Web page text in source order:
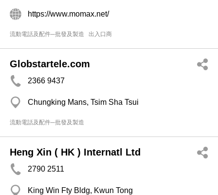
https://www.momax.net/
流動電話及配件─批發及製造 出入口商
Globstartele.com
2366 9437
Chungking Mans, Tsim Sha Tsui
流動電話及配件─批發及製造
Heng Xin ( HK ) Internatl Ltd
2790 2511
King Win Fty Bldg, Kwun Tong